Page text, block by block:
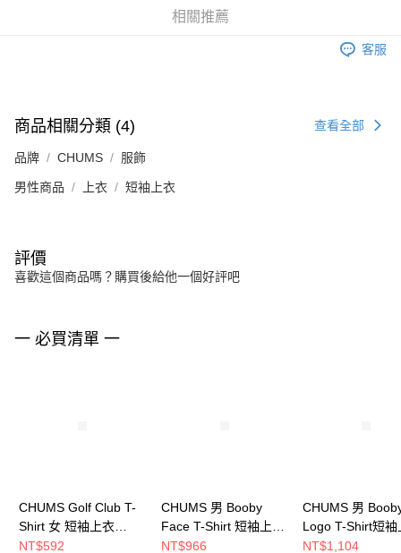
相關推薦
客服
商品相關分類 (4) 查看全部
品牌 CHUMS 服飾
男性商品 上衣 短袖上衣
評價
喜歡這個商品嗎？購買後給他一個好評吧
一 必買清單 一
CHUMS Golf Club T-
Shirt 女 短袖上衣
CH112195R115
NT$592
CHUMS 男 Booby
Face T-Shirt 短袖上衣
CH012278G075
NT$966
CHUMS 男
Logo T-Shirt短袖
CH012279R018
NT$1,104